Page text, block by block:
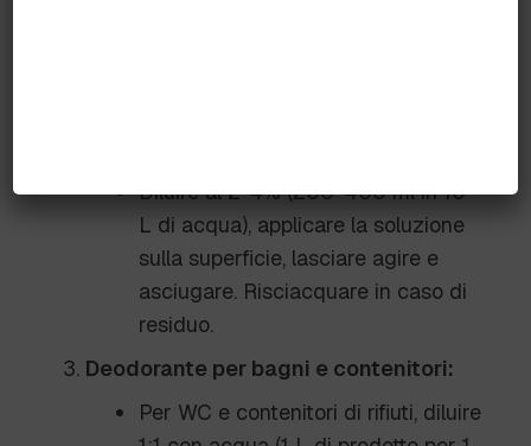
Diluire al 2-4% (200-400 ml in 10
L di acqua), applicare la soluzione
sulla superficie, lasciare agire e
asciugare. Risciacquare in caso di
residuo.
Deodorante per bagni e contenitori:
Per WC e contenitori di rifiuti, diluire